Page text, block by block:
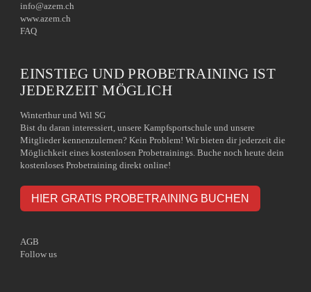
info@azem.ch
www.azem.ch
FAQ
EINSTIEG UND PROBETRAINING IST
JEDERZEIT MÖGLICH
Winterthur und Wil SG
Bist du daran interessiert, unsere Kampfsportschule und unsere
Mitglieder kennenzulernen? Kein Problem! Wir bieten dir jederzeit die
Möglichkeit eines kostenlosen Probetrainings. Buche noch heute dein
kostenloses Probetraining direkt online!
HIER GRATIS PROBETRAINING BUCHEN
AGB
Follow us